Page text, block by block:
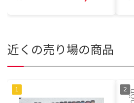
近くの売り場の商品